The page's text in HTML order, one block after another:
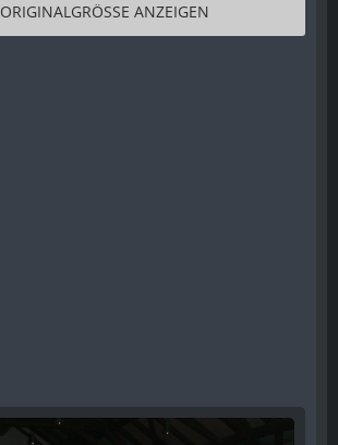
ORIGINALGRÖSSE ANZEIGEN